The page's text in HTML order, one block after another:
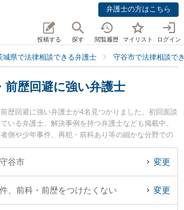
弁護士の方はこちら
投稿する 探す 閲覧履歴 マイリスト ログイン
城県で法律相談できる弁護士 守谷市で法律相談で
前歴回避に強い弁護士
歴回避に強い弁護士が4名見つかりました。初回面談
いる弁護士、解決事例を持つ弁護士なども掲載中。
側や少年事件、再犯・前科あり等の細かな分野での
す。特に弁護士法人長瀬総合法律事務所 守谷支所の
律事務所の吉津 和輝弁護士、弁護士法人翠 守谷事務
前科・前歴回避のトラブル解決の実績豊富な近くの
回相談無料で前科・前歴回避を法律相談できる守谷
谷市 変更
、前科・前歴をつけたくない 変更